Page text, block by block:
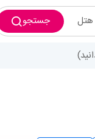
هتل جستجو